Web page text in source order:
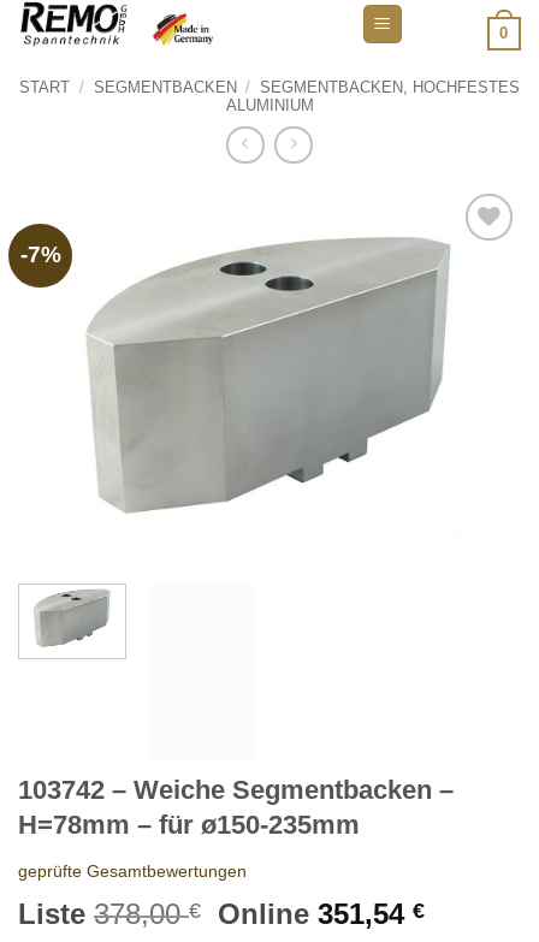
Zum
Inhalt
0
START / SEGMENTBACKEN / SEGMENTBACKEN, HOCHFESTES
ALUMINIUM
-7%
103742 – Weiche Segmentbacken –
H=78mm – für ø150-235mm
geprüfte Gesamtbewertungen
Liste 378,00€
Ursprünglicher
Online 351,54€